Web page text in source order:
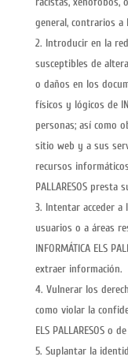
general, contrarios
Introducir en la
susceptibles de
o daños en los
físicos y lógicos de
personas; así como
sitio web y a sus
recursos informáticos
PALLARESOS presta
Intentar acceder
usuarios o a áreas
INFORMÁTICA ELS
extraer información.
Vulnerar los
como violar la
ELS PALLARESOS o
Suplantar la